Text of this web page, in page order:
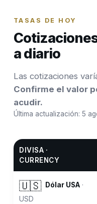
TASAS DE HOY
a diario
Las cotizaciones
Confirme el valor
acudir.
Última actualización: 5
DIVISA ·
CURRENCY
🇺🇸 Dólar USA ·
USD